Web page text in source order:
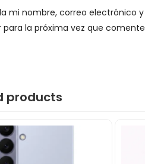
mi nombre, correo electrónico
para la próxima vez que
products